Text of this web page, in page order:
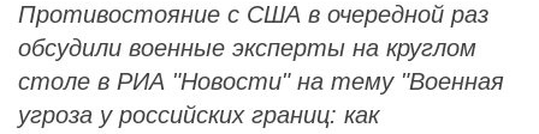
Противостояние с США в очередной раз
обсудили военные эксперты на круглом
столе в РИА "Новости" на тему "Военная
угроза у российских границ: как